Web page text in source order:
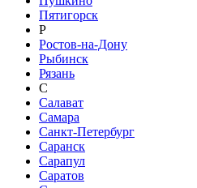
Пятигорск
Р
Ростов-на-Дону
Рыбинск
Рязань
С
Салават
Самара
Санкт-Петербург
Саранск
Сарапул
Саратов